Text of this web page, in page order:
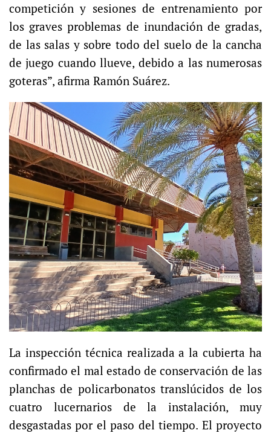
competición y sesiones de entrenamiento por
los graves problemas de inundación de gradas,
de las salas y sobre todo del suelo de la cancha
de juego cuando llueve, debido a las numerosas
goteras”, afirma Ramón Suárez.
La inspección técnica realizada a la cubierta ha
confirmado el mal estado de conservación de las
planchas de policarbonatos translúcidos de los
cuatro lucernarios de la instalación, muy
desgastadas por el paso del tiempo. El proyecto